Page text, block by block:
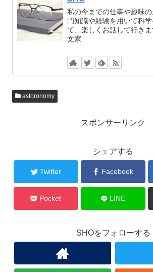
私の今までの仕事や趣味
門知識や経験を用いて科
て、楽しくお話して行き
文家
astoronomy
スポンサーリンク
シェアする
Twitter Facebook
Pocket LINE
SHOをフォローする